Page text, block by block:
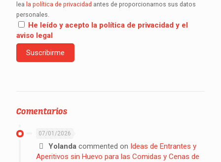
lea la política de privacidad antes de proporcionarnos sus datos
personales.
He leído y acepto la política de privacidad y el
aviso legal
Comentarios
07/01/2026
Yolanda commented on Ideas de Entrantes y
Aperitivos sin Huevo para las Comidas y Cenas de